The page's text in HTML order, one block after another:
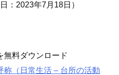
：2023年7月18日）
無料ダウンロード
称（日常生活 – 台所の活動